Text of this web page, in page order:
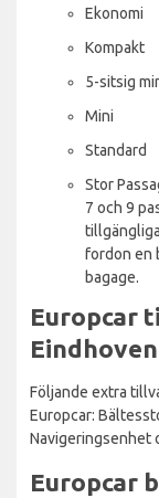
Ekonomi
Kompakt
5-sitsig
Mini
Standard
Stor
7 och 9
fordon en
bagage.
Europcar
Följande extra
Europcar:
Navigeringsenhet
Europcar